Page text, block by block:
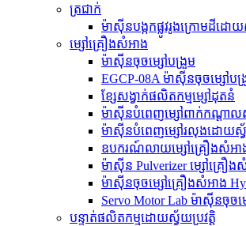
ត្រជាក់
ម៉ាស៊ីនបង្កកផ្លូវរូងក្រោមដីដោយ
ម្សៅគ្រឿងសំអាង
ម៉ាស៊ីនចុចម្សៅបង្រួម
EGCP-08A ម៉ាស៊ីនចុចម្សៅបង្
ខ្សែសង្វាក់ផលិតកម្មម្សៅដុតនំ
ម៉ាស៊ីនបំពេញម្សៅពាក់កណ្តាលស្
ម៉ាស៊ីនបំពេញម្សៅរលុងដោយស្វ័
ឧបករណ៍លាយម្សៅគ្រឿងសំអា
ម៉ាស៊ីន Pulverizer ម្សៅគ្រឿង
ម៉ាស៊ីនចុចម្សៅគ្រឿងសំអាង
Servo Motor Lab ម៉ាស៊ីនចុច
បន្ទាត់ផលិតកម្មដោយស្វ័យប្រវត្តិ